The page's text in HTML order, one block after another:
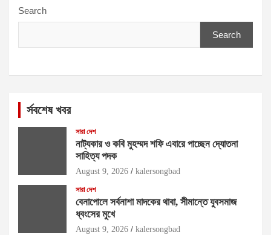
Search
Search
র্সবশেষ খবর
সারা দেশ
নাট্যকার ও কবি মুহম্মদ শফি এবারে পাচ্ছেন দ্যোতনা
সাহিত্য পদক
August 9, 2026 kalersongbad
সারা দেশ
বেনাপোলে সর্বনাশা মাদকের থাবা, সীমান্তে যুবসমাজ
ধ্বংসের মুখে
August 9, 2026 kalersongbad